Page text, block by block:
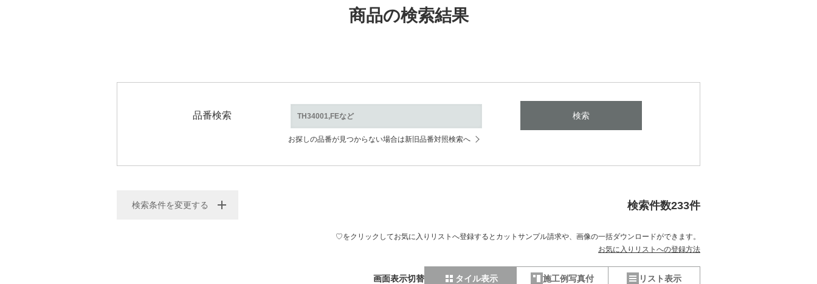
商品の検索結果
品番検索 検索
お探しの品番が見つからない場合は新旧品番対照検索へ
検索条件を変更する 検索件数233件
♡をクリックしてお気に入りリストへ登録するとカットサンプル請求や、 画像の一括ダウンロードができます。
お気に入りリストへの登録方法
画面表示切替 タイル表示 施工例写真付 リスト表示